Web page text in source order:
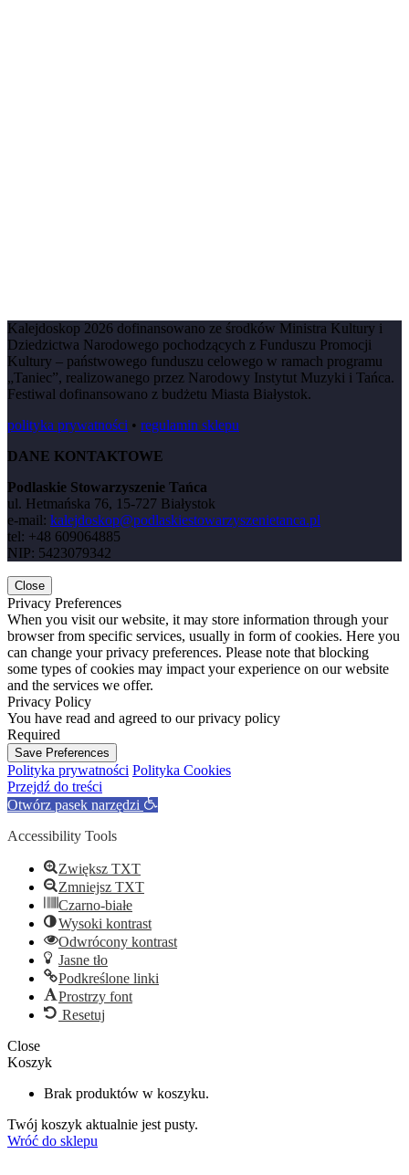
Kalejdoskop 2026 dofinansowano ze środków Ministra Kultury i
Dziedzictwa Narodowego pochodzących z Funduszu Promocji
Kultury – państwowego funduszu celowego w ramach programu
„Taniec”, realizowanego przez Narodowy Instytut Muzyki i Tańca.
Festiwal dofinansowano z budżetu Miasta Białystok.
polityka prywatności • regulamin sklepu
DANE KONTAKTOWE
Podlaskie Stowarzyszenie Tańca
ul. Hetmańska 76, 15-727 Białystok
e-mail: kalejdoskop@podlaskiestowarzyszenietanca.pl
tel: +48 609064885
NIP: 5423079342
Close
Privacy Preferences
When you visit our website, it may store information through your
browser from specific services, usually in form of cookies. Here you
can change your privacy preferences. Please note that blocking
some types of cookies may impact your experience on our website
and the services we offer.
Privacy Policy
You have read and agreed to our privacy policy
Required
Save Preferences
Polityka prywatności Polityka Cookies
Przejdź do treści
Otwórz pasek narzędzi
Accessibility Tools
Zwiększ TXT
Zmniejsz TXT
Czarno-białe
Wysoki kontrast
Odwrócony kontrast
Jasne tło
Podkreślone linki
Prostrzy font
Resetuj
Close
Koszyk
Brak produktów w koszyku.
Twój koszyk aktualnie jest pusty.
Wróć do sklepu